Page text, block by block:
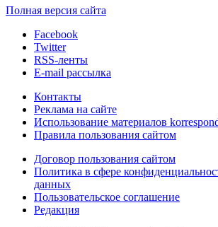
Полная версия сайта
Facebook
Twitter
RSS-ленты
E-mail рассылка
Контакты
Реклама на сайте
Использование материалов
Правила пользования сайтом
Договор пользования сайтом
Политика в сфере
данных
Пользовательское соглашение
Редакция